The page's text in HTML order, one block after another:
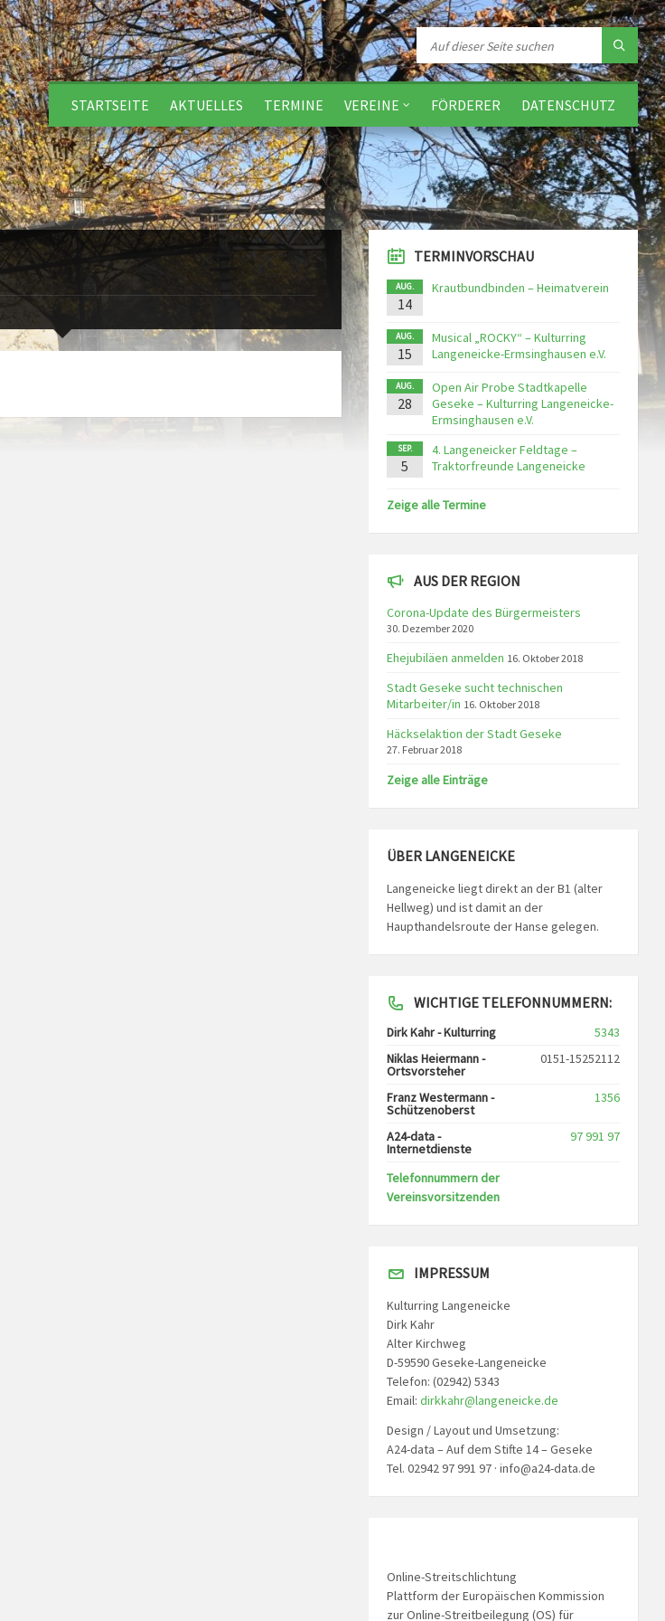
STARTSEITE AKTUELLES TERMINE VEREINE FÖRDERER DATENSCHUTZ
TERMINVORSCHAU
AUG.
14
Krautbundbinden – Heimatverein
AUG.
15
Musical „ROCKY“ – Kulturring
Langeneicke-Ermsinghausen e.V.
AUG.
28
Open Air Probe Stadtkapelle
Geseke – Kulturring Langeneicke-
Ermsinghausen e.V.
SEP.
5
4. Langeneicker Feldtage –
Traktorfreunde Langeneicke
Zeige alle Termine
AUS DER REGION
Corona-Update des Bürgermeisters
30. Dezember 2020
Ehejubiläen anmelden 16. Oktober 2018
Stadt Geseke sucht technischen
Mitarbeiter/in 16. Oktober 2018
Häckselaktion der Stadt Geseke
27. Februar 2018
Zeige alle Einträge
ÜBER LANGENEICKE
Langeneicke liegt direkt an der B1 (alter
Hellweg) und ist damit an der
Haupthandelsroute der Hanse gelegen.
WICHTIGE TELEFONNUMMERN:
Dirk Kahr - Kulturring
5343
Niklas Heiermann -
Ortsvorsteher
0151-15252112
Franz Westermann -
Schützenoberst
1356
A24-data -
Internetdienste
97 991 97
Telefonnummern der
Vereinsvorsitzenden
IMPRESSUM
Kulturring Langeneicke
Dirk Kahr
Alter Kirchweg
D-59590 Geseke-Langeneicke
Telefon: (02942) 5343
Email: dirkkahr@langeneicke.de
Design / Layout und Umsetzung:
A24-data – Auf dem Stifte 14 – Geseke
Tel. 02942 97 991 97 · info@a24-data.de
Online-Streitschlichtung
Plattform der Europäischen Kommission
zur Online-Streitbeilegung (OS) für